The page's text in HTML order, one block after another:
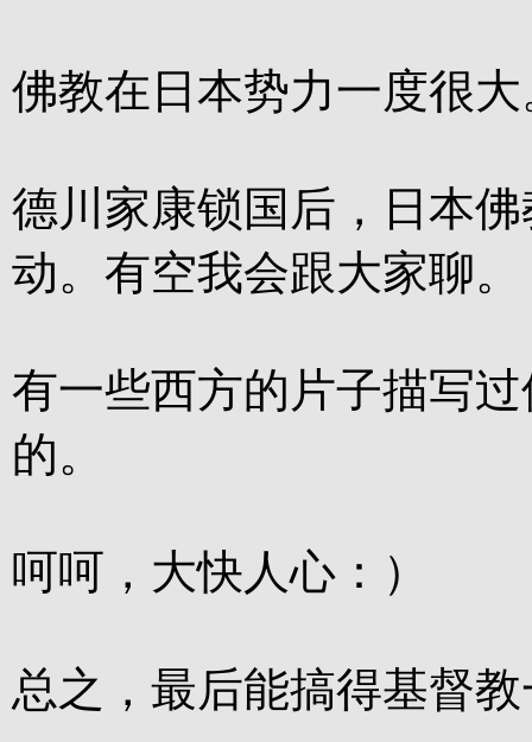
佛教在日本势力一度很大
德川家康锁国后，日本
动。有空我会跟大家聊。
有一些西方的片子描写
的。
呵呵，大快人心：）
总之，最后能搞得基督